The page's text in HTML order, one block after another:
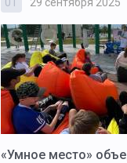
«Умное место»